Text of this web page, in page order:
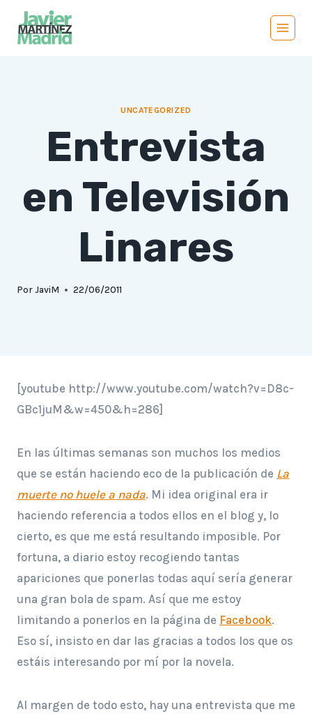
Saltar
UNCATEGORIZED
Entrevista
en Televisión
Linares
Por JaviM 22/06/2011
[youtube http://www.youtube.com/watch?v=D8c-
GBc1juM&w=450&h=286]
En las últimas semanas son muchos los medios
que se están haciendo eco de la publicación de La
muerte no huele a nada. Mi idea original era ir
haciendo referencia a todos ellos en el blog y, lo
cierto, es que me está resultando imposible. Por
fortuna, a diario estoy recogiendo tantas
apariciones que ponerlas todas aquí sería generar
una gran bola de spam. Así que me estoy
limitando a ponerlos en la página de Facebook.
Eso sí, insisto en dar las gracias a todos los que os
estáis interesando por mí por la novela.
Al margen de todo esto, hay una entrevista que me